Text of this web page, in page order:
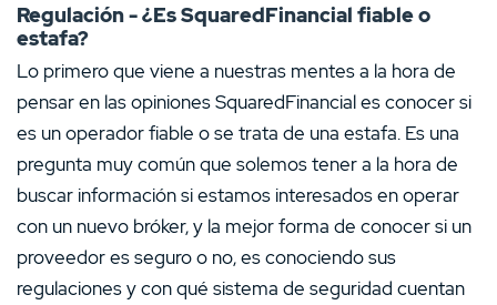
Regulación - ¿Es SquaredFinancial fiable o
estafa?
Lo primero que viene a nuestras mentes a la hora de
pensar en las opiniones SquaredFinancial es conocer si
es un operador fiable o se trata de una estafa. Es una
pregunta muy común que solemos tener a la hora de
buscar información si estamos interesados en operar
con un nuevo bróker, y la mejor forma de conocer si un
proveedor es seguro o no, es conociendo sus
regulaciones y con qué sistema de seguridad cuentan